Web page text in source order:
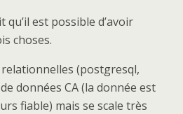
qu’il est possible d’avoir
choses.
(postgresql,
données CA (la donnée est
fiable) mais se scale très